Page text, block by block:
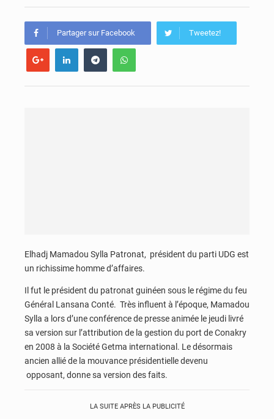
Partager sur Facebook Tweetez!
Elhadj Mamadou Sylla Patronat, président du parti UDG est
un richissime homme d’affaires.
Il fut le président du patronat guinéen sous le régime du feu
Général Lansana Conté. Très influent à l’époque, Mamadou
Sylla a lors d’une conférence de presse animée le jeudi livré
sa version sur l’attribution de la gestion du port de Conakry
en 2008 à la Société Getma international. Le désormais
ancien allié de la mouvance présidentielle devenu
opposant, donne sa version des faits.
LA SUITE APRÈS LA PUBLICITÉ